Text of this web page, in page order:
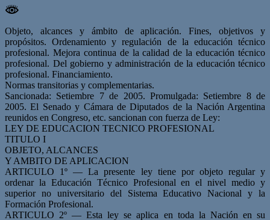
Objeto, alcances y ámbito de aplicación. Fines, objetivos y
propósitos. Ordenamiento y regulación de la educación técnico
profesional. Mejora continua de la calidad de la educación técnico
profesional. Del gobierno y administración de la educación técnico
profesional. Financiamiento.
Normas transitorias y complementarias.
Sancionada: Setiembre 7 de 2005. Promulgada: Setiembre 8 de
2005. El Senado y Cámara de Diputados de la Nación Argentina
reunidos en Congreso, etc. sancionan con fuerza de Ley:
LEY DE EDUCACION TECNICO PROFESIONAL
TITULO I
OBJETO, ALCANCES
Y AMBITO DE APLICACION
ARTICULO 1º — La presente ley tiene por objeto regular y
ordenar la Educación Técnico Profesional en el nivel medio y
superior no universitario del Sistema Educativo Nacional y la
Formación Profesional.
ARTICULO 2º — Esta ley se aplica en toda la Nación en su